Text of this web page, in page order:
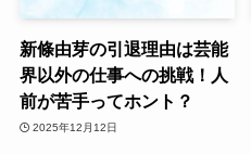
新條由芽の引退理由は芸能
界以外の仕事への挑戦！人
前が苦手ってホント？
2025年12月12日